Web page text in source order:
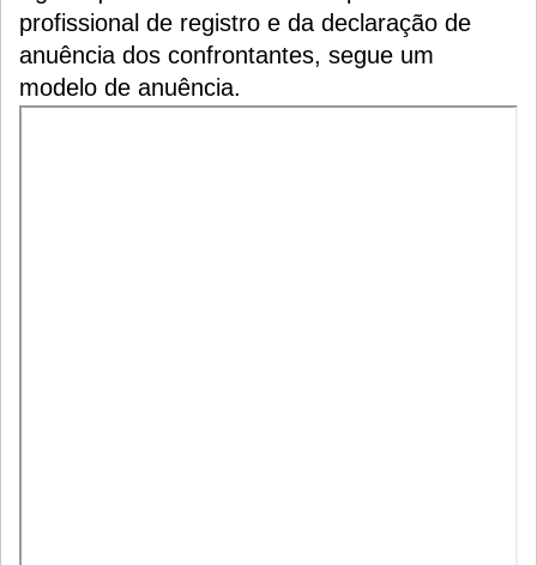
profissional de registro e da declaração de
anuência dos confrontantes, segue um
modelo de anuência.